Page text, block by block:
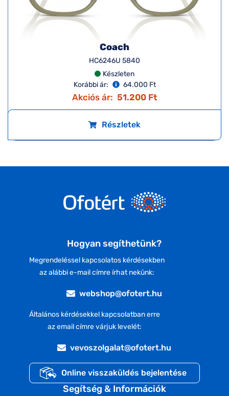
Coach
HC6246U 5840
Készleten
Korábbi ár:
64.000 Ft
Akciós ár: 51.200 Ft
Részletek
Hogyan segíthetünk?
Megrendeléssel kapcsolatos kérdésekben
az alábbi e-mail címre írhat nekünk:
webshop@ofotert.hu
Általános kérdésekkel kapcsolatban erre
az email címre várjuk levelét:
vevoszolgalat@ofotert.hu
Online visszaküldés bejelentése
Segítség & Információk